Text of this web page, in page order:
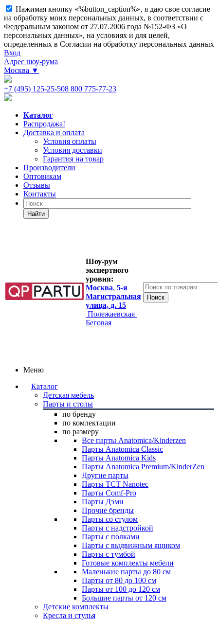
Нажимая кнопку «%button_caption%», я даю свое согласие
на обработку моих персональных данных, в соответствии с
Федеральным законом от 27.07.2006 года №152-ФЗ «О
персональных данных», на условиях и для целей,
определенных в Согласии на обработку персональных данных
Вход
Адрес шоу-рума
Москва ▼
+7 (495) 125-25-508 800 775-77-23
Каталог
Распродажа!
Доставка и оплата
Условия оплаты
Условия доставки
Гарантия на товар
Производители
Оптовикам
Отзывы
Контакты
Найти
Шоу-рум
экспертного
уровня:
Москва, 5-я
Магистральная
улица, д. 15
Полежаевская
Беговая
Меню
Каталог
Детская мебель
Парты и столы
по бренду
по комлектации
по размеру
Все парты Anatomica/Kinderzen
Парты Anatomica Classic
Парты Anatomica Kids
Парты Anatomica Premium/KinderZen
Другие парты
Парты TCT Nanotec
Парты Comf-Pro
Парты Дэми
Прочие бренды
Парты со стулом
Парты с надстройкой
Парты с полками
Парты с выдвижным ящиком
Парты с тумбой
Готовые комплекты мебели
Маленькие парты до 80 см
Парты от 80 до 100 см
Парты от 100 до 120 см
Большие парты от 120 см
Детские комплекты
Кресла и стулья